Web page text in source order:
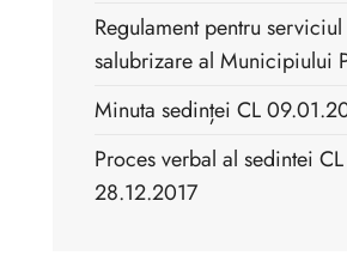
Regulament pentru
salubrizare al Municipiului
Minuta sedinței CL
Proces verbal al sedintei CL
28.12.2017